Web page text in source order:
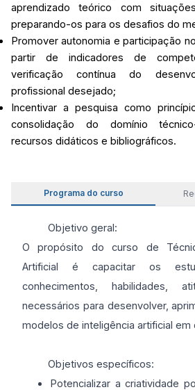
aprendizado teórico com
preparando-os para os desafios do
Promover autonomia e participação
partir de indicadores de
verificação contínua do
profissional desejado;
Incentivar a pesquisa como
consolidação do domínio
recursos didáticos e bibliográficos.
Programa do curso
Objetivo geral:
O propósito do curso de
Artificial é capacitar os
conhecimentos, habilidades,
necessários para desenvolver,
modelos de inteligência artificial em
Objetivos específicos:
Potencializar a criatividade